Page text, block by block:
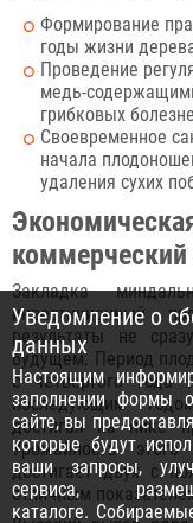
Формирование
годы жизни
Проведение
медь-
грибковых
Своевременное
начала
удаления сухих
коммерческий
Закладка
инвестиционный
результаты не
будущем. Период
с четвертого
последующим
достигая на пике
Урожайность
достигает двух с
отличным
Уведомление о
данных
Настоящим
заполнении формы
сайте, вы
которые будут
ваши запросы,
сервиса,
каталоге.